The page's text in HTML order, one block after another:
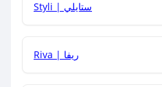
خصم مع العروض الأخرى؟
Styli | ستايلي
Riva | ريفا